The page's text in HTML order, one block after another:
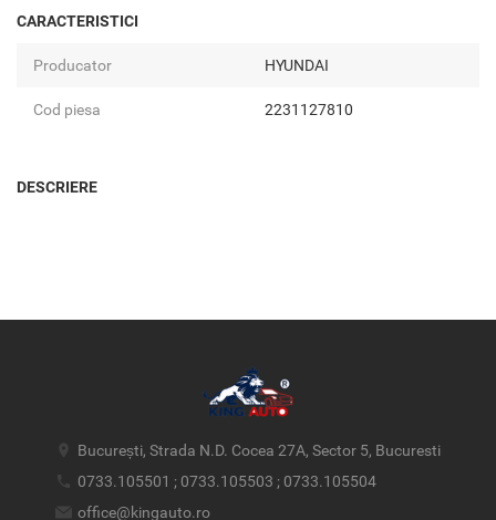
CARACTERISTICI
Producator HYUNDAI
Cod piesa 2231127810
DESCRIERE
București, Strada N.D. Cocea 27A, Sector 5, Bucuresti
0733.105501 ; 0733.105503 ; 0733.105504
office@kingauto.ro